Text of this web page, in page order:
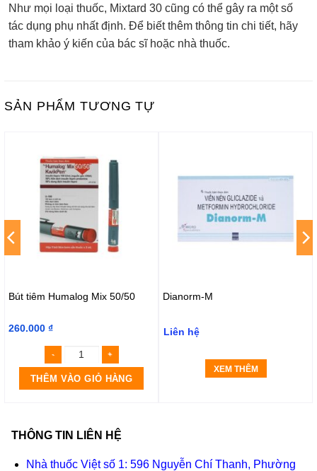
Như mọi loại thuốc, Mixtard 30 cũng có thể gây ra một số
tác dụng phụ nhất định. Để biết thêm thông tin chi tiết, hãy
tham khảo ý kiến của bác sĩ hoặc nhà thuốc.
SẢN PHẨM TƯƠNG TỰ
Bút tiêm Humalog Mix 50/50
260.000 ₫
THÊM VÀO GIỎ HÀNG
Dianorm-M
Liên hệ
XEM THÊM
THÔNG TIN LIÊN HỆ
Nhà thuốc Việt số 1: 596 Nguyễn Chí Thanh, Phường